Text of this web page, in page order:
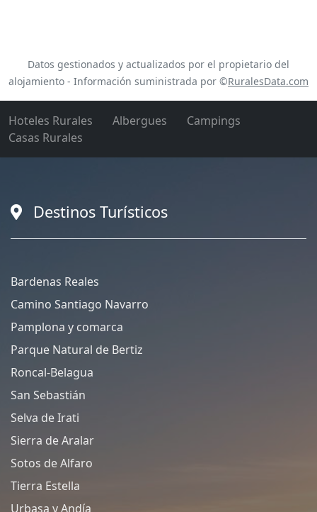
Datos gestionados y actualizados por el propietario del
alojamiento - Información suministrada por ©RuralesData.com
Hoteles Rurales Albergues
Campings
Casas Rurales
Destinos Turísticos
Bardenas Reales
Camino Santiago Navarro
Pamplona y comarca
Parque Natural de Bertiz
Roncal-Belagua
San Sebastián
Selva de Irati
Sierra de Aralar
Sotos de Alfaro
Tierra Estella
Urbasa y Andía